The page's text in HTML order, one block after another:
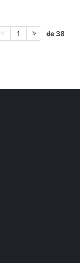
1 de 38